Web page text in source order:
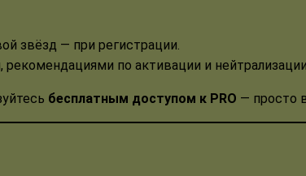
звёзд — при регистрации.
по активации и
бесплатным доступом к PRO — просто